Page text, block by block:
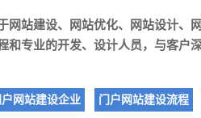
网站建设、 网站优化、 网站设计、
和专业的开发、设计人员，与客户
户网站建设企业 门户网站建设流程